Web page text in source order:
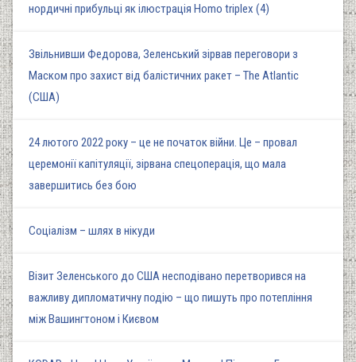
нордичні прибульці як ілюстрація Homo triplex (4)
Звільнивши Федорова, Зеленський зірвав переговори з
Маском про захист від балістичних ракет – The Atlantic
(США)
24 лютого 2022 року – це не початок війни. Це – провал
церемонії капітуляції, зірвана спецоперація, що мала
завершитись без бою
Соціалізм – шлях в нікуди
Візит Зеленського до США несподівано перетворився на
важливу дипломатичну подію – що пишуть про потепління
між Вашингтоном і Києвом